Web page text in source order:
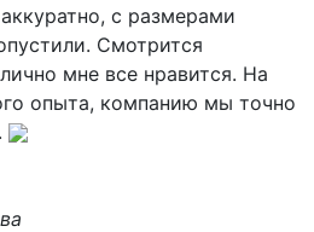
с размерами
Смотрится
мне все нравится. На
опыта, компанию мы точно